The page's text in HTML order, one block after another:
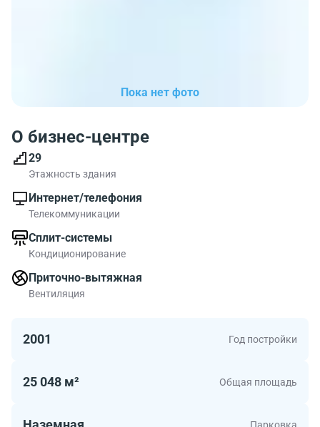
Пока нет фото
О бизнес-центре
29
Этажность здания
Интернет/телефония
Телекоммуникации
Сплит-системы
Кондиционирование
Приточно-вытяжная
Вентиляция
2001 Год постройки
25 048 м² Общая площадь